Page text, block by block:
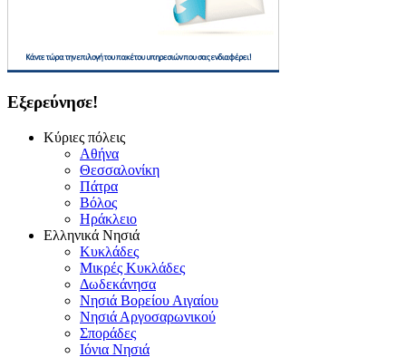
Εξερεύνησε!
Κύριες πόλεις
Αθήνα
Θεσσαλονίκη
Πάτρα
Βόλος
Ηράκλειο
Ελληνικά Νησιά
Κυκλάδες
Μικρές Κυκλάδες
Δωδεκάνησα
Νησιά Βορείου Αιγαίου
Νησιά Αργοσαρωνικού
Σποράδες
Ιόνια Νησιά